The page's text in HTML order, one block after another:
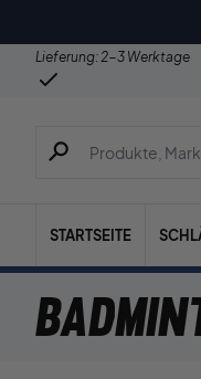
Lieferung: 2-3 Werktage
Suche nach
STARTSEITE